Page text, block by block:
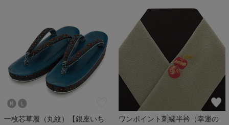
一枚芯草履（丸紋）【銀座いち
ワンポイント刺繍半衿（幸運の